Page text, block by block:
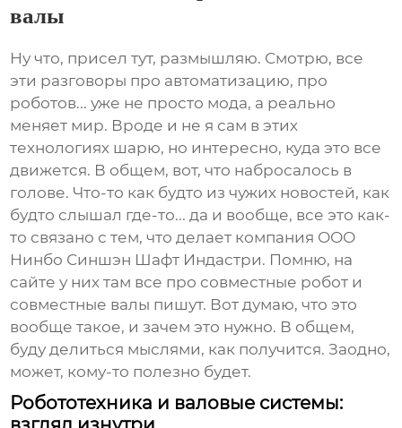
валы
Ну что, присел тут, размышляю. Смотрю, все
эти разговоры про автоматизацию, про
роботов... уже не просто мода, а реально
меняет мир. Вроде и не я сам в этих
технологиях шарю, но интересно, куда это все
движется. В общем, вот, что набросалось в
голове. Что-то как будто из чужих новостей, как
будто слышал где-то... да и вообще, все это как-
то связано с тем, что делает компания ООО
Нинбо Синшэн Шафт Индастри. Помню, на
сайте у них там все про совместные робот и
совместные валы пишут. Вот думаю, что это
вообще такое, и зачем это нужно. В общем,
буду делиться мыслями, как получится. Заодно,
может, кому-то полезно будет.
Робототехника и валовые системы: